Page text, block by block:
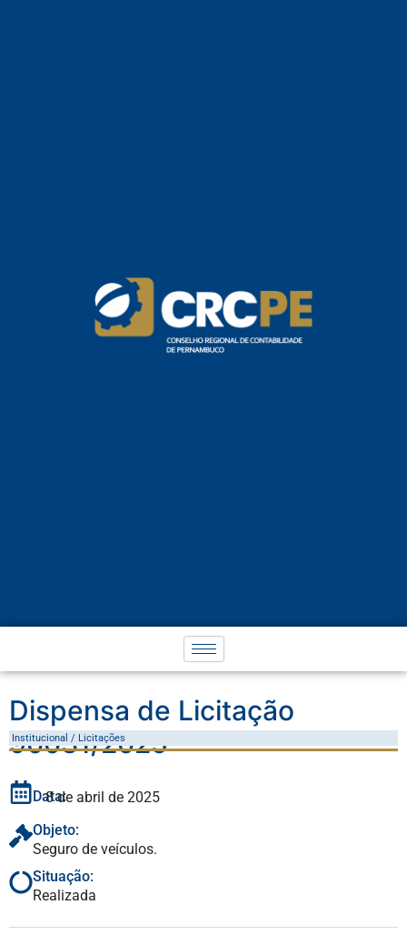
Dispensa de Licitação
90031/2025
Institucional / Licitações
Data:
8 de abril de 2025
Objeto:
Seguro de veículos.
Situação:
Realizada